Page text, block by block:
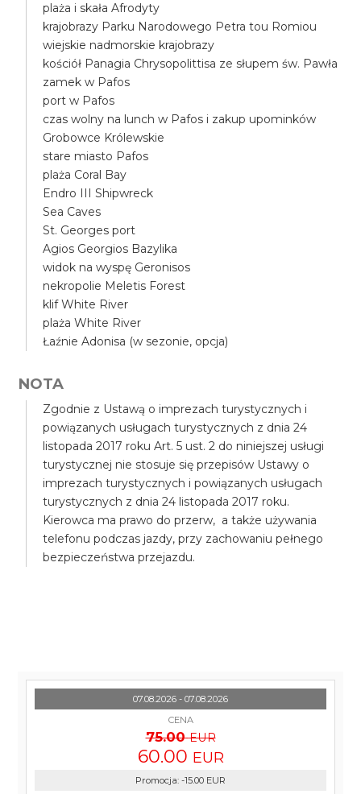
plaża i skała Afrodyty
krajobrazy Parku Narodowego Petra tou Romiou
wiejskie nadmorskie krajobrazy
kościół Panagia Chrysopolittisa ze słupem św. Pawła
zamek w Pafos
port w Pafos
czas wolny na lunch w Pafos i zakup upominków
Grobowce Królewskie
stare miasto Pafos
plaża Coral Bay
Endro III Shipwreck
Sea Caves
St. Georges port
Agios Georgios Bazylika
widok na wyspę Geronisos
nekropolie Meletis Forest
klif White River
plaża White River
Łaźnie Adonisa (w sezonie, opcja)
NOTA
Zgodnie z Ustawą o imprezach turystycznych i
powiązanych usługach turystycznych z dnia 24
listopada 2017 roku Art. 5 ust. 2 do niniejszej usługi
turystycznej nie stosuje się przepisów Ustawy o
imprezach turystycznych i powiązanych usługach
turystycznych z dnia 24 listopada 2017 roku.
Kierowca ma prawo do przerw, a także używania
telefonu podczas jazdy, przy zachowaniu pełnego
bezpieczeństwa przejazdu.
07.08.2026 - 07.08.2026
CENA
75.00 EUR
60.00 EUR
Promocja: -15.00 EUR